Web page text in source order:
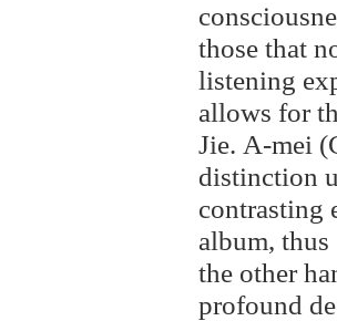
those that
listening
allows for
Jie. A-mei
distinction
contrasting
album,
the other
profound